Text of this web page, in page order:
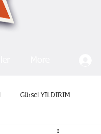
Gürsel YILDIRIM